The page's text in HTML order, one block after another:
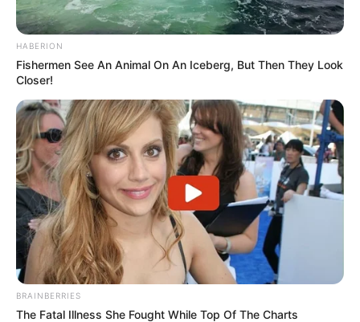
HABERION
Fishermen See An Animal On An Iceberg, But Then They Look
Closer!
BRAINBERRIES
The Fatal Illness She Fought While Top Of The Charts